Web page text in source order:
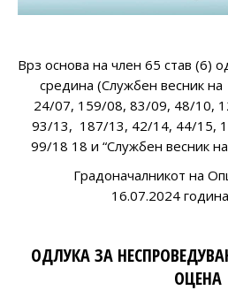
Врз основа на член 65 став (6)
средина (Службен весник
24/07, 159/08, 83/09, 48/10,
93/13, 187/13, 42/14, 44/15,
99/18 18 и “Службен весник
Градоначалникот на
16.07.2024
ОДЛУКА ЗА
ОЦЕНА